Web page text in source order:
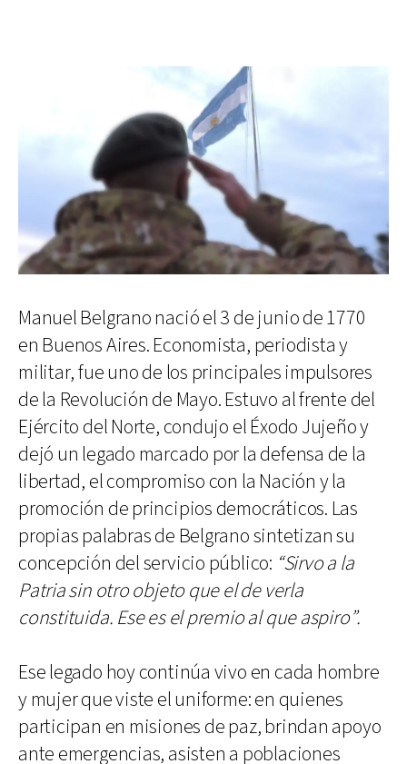
Manuel Belgrano nació el 3 de junio de 1770
en Buenos Aires. Economista, periodista y
militar, fue uno de los principales impulsores
de la Revolución de Mayo. Estuvo al frente del
Ejército del Norte, condujo el Éxodo Jujeño y
dejó un legado marcado por la defensa de la
libertad, el compromiso con la Nación y la
promoción de principios democráticos. Las
propias palabras de Belgrano sintetizan su
concepción del servicio público: “Sirvo a la
Patria sin otro objeto que el de verla
constituida. Ese es el premio al que aspiro”.
Ese legado hoy continúa vivo en cada hombre
y mujer que viste el uniforme: en quienes
participan en misiones de paz, brindan apoyo
ante emergencias, asisten a poblaciones